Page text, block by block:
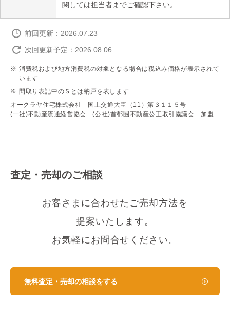
関しては担当者までご確認下さい。
前回更新：2026.07.23
次回更新予定：2026.08.06
消費税および地方消費税の対象となる場合は税込み価格が表示されて
います
間取り表記中のＳとは納戸を表します
オークラヤ住宅株式会社 国土交通大臣（11）第３１１５号
(一社)不動産流通経営協会 (公社)首都圏不動産公正取引協議会 加盟
査定・売却のご相談
お客さまに合わせたご売却方法を
提案いたします。
お気軽にお問合せください。
無料査定・売却の相談をする